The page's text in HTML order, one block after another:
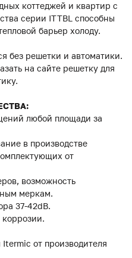
коттеджей и квартир с
серии ITTBL способны
барьер холоду.
без решетки и автоматики.
на сайте решетку для
любой площади за
в производстве
от
возможность
меркам.
37-42dB.
коррозии.
от производителя